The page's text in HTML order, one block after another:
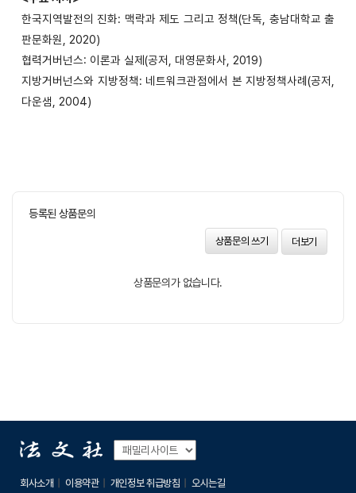
한국지역발전의 진화: 맥락과 제도 그리고 정책(단독, 충남대학교 출
판문화원, 2020)
협력거버넌스: 이론과 실제(공저, 대영문화사, 2019)
지방거버넌스와 지방정책: 네트워크관점에서 본 지방정책사례(공저,
다운샘, 2004)
등록된 상품문의
상품문의 쓰기 더보기
상품문의가 없습니다.
회사소개 이용약관 개인정보 취급방침 오시는길